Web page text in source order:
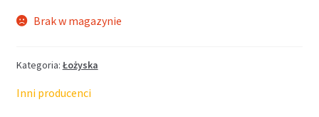
Brak w magazynie
Kategoria: Łożyska
Inni producenci